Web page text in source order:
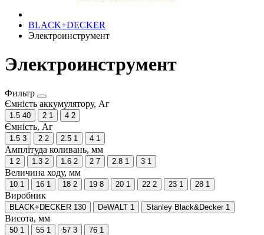
BLACK+DECKER
Электроинструмент
Электроинструмент
Фильтр
Ємність аккумулятору, Аг
1.5 40 2 1 4 2
Ємність, Аг
1.5 3 2 2 2.5 1 4 1
Амплітуда коливань, мм
1 2 1.3 2 1.6 2 2 7 2.8 1 3 1
Величина ходу, мм
10 1 16 1 18 2 19 8 20 1 22 2 23 1 28 1
Виробник
BLACK+DECKER 130 DeWALT 1 Stanley Black&Decker 1
Висота, мм
50 1 55 1 57 3 76 1